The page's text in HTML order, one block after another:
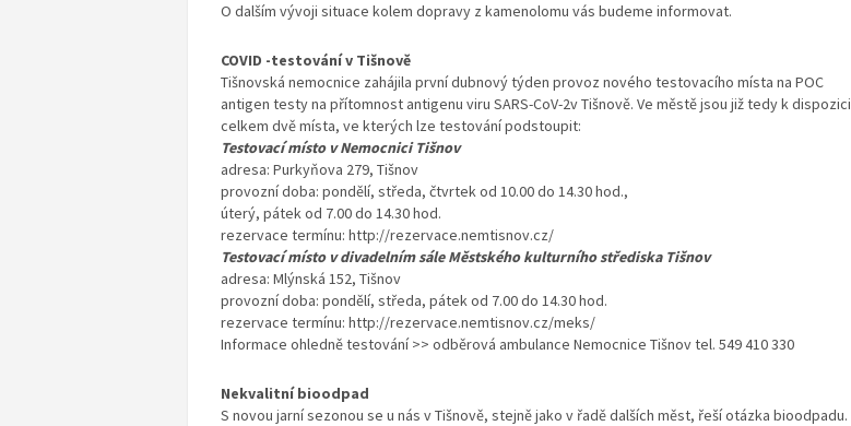
O dalším vývoji situace kolem dopravy z kamenolomu vás budeme informovat.
COVID -testování v Tišnově
Tišnovská nemocnice zahájila první dubnový týden provoz nového testovacího místa na POC
antigen testy na přítomnost antigenu viru SARS-CoV-2v Tišnově. Ve městě jsou již tedy k dispozici
celkem dvě místa, ve kterých lze testování podstoupit:
Testovací místo v Nemocnici Tišnov
adresa: Purkyňova 279, Tišnov
provozní doba: pondělí, středa, čtvrtek od 10.00 do 14.30 hod.,
úterý, pátek od 7.00 do 14.30 hod.
rezervace termínu: http://rezervace.nemtisnov.cz/
Testovací místo v divadelním sále Městského kulturního střediska Tišnov
adresa: Mlýnská 152, Tišnov
provozní doba: pondělí, středa, pátek od 7.00 do 14.30 hod.
rezervace termínu: http://rezervace.nemtisnov.cz/meks/
Informace ohledně testování >> odběrová ambulance Nemocnice Tišnov tel. 549 410 330
Nekvalitní bioodpad
S novou jarní sezonou se u nás v Tišnově, stejně jako v řadě dalších měst, řeší otázka bioodpadu.